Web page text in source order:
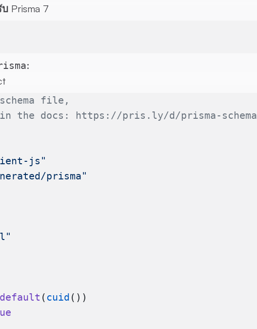
Prisma 7
:
file,
the docs: https://pris.ly/d/prisma-schema
js"
prisma"
( cuid ())